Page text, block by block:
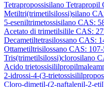
Tetrapropossisilano
Metiltri(trimetilsilossi)silano
5-eseniltrimetossisilano CAS:
Acetato di trimetilsilile CAS:
Decametiltetrasilossano CAS:
Ottametiltrisilossano CAS:
Tris(trimetilsilossi)clorosilano
Acido
2-idrossi-4-(3-
Cloro-dimetil-(2-naftalenil-2-